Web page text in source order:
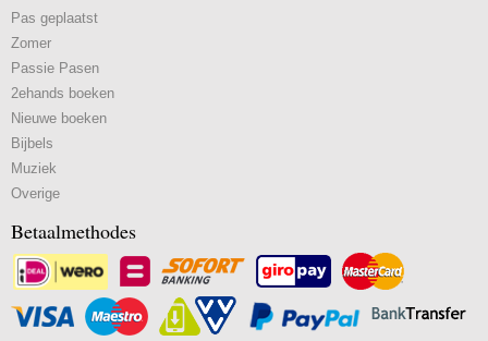
Pas geplaatst
Zomer
Passie Pasen
2ehands boeken
Nieuwe boeken
Bijbels
Muziek
Overige
Betaalmethodes